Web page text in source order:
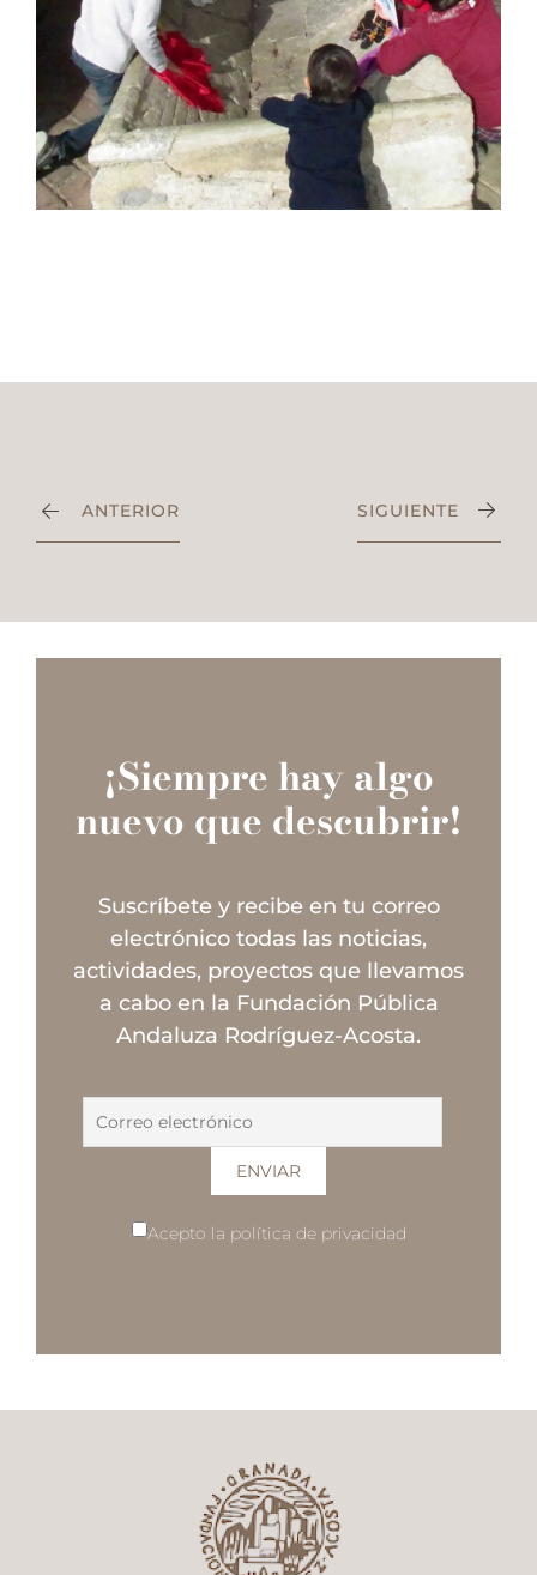
ANTERIOR SIGUIENTE
¡Siempre hay algo
nuevo que descubrir!
Suscríbete y recibe en tu correo
electrónico todas las noticias,
actividades, proyectos que llevamos
a cabo en la Fundación Pública
Andaluza Rodríguez-Acosta.
Acepto la política de privacidad